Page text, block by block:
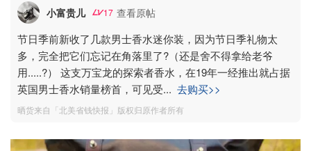
小富贵儿 17 查看原帖
节日季前新收了几款男士香水迷你装，因为节日季礼物太
多，完全把它们忘记在角落里了?（还是舍不得拿给老爷
用.....?） 这支万宝龙的探索者香水，在19年一经推出就占据
英国男士香水销量榜首，可见受... 去购买>>
晒货来自「北美省钱快报」版权归原作者所有